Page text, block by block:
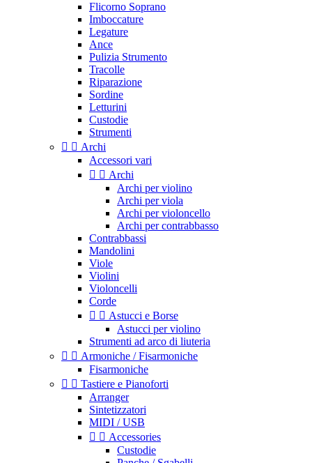
Flicorno Soprano
Imboccature
Legature
Ance
Pulizia Strumento
Tracolle
Riparazione
Sordine
Letturini
Custodie
Strumenti
  Archi
Accessori vari
  Archi
Archi per violino
Archi per viola
Archi per violoncello
Archi per contrabbasso
Contrabbassi
Mandolini
Viole
Violini
Violoncelli
Corde
  Astucci e Borse
Astucci per violino
Strumenti ad arco di liuteria
  Armoniche / Fisarmoniche
Fisarmoniche
  Tastiere e Pianoforti
Arranger
Sintetizzatori
MIDI / USB
  Accessories
Custodie